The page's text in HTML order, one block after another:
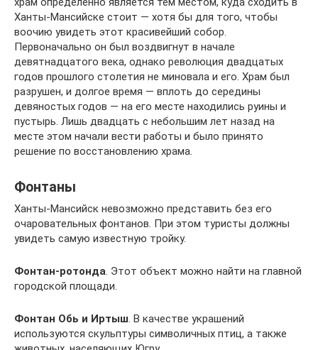
Ханты-Мансийске стоит — хотя бы для того, чтобы
воочию увидеть этот красивейший собор.
Первоначально он был воздвигнут в начале
девятнадцатого века, однако революция двадцатых
годов прошлого столетия не миновала и его. Храм был
разрушен, и долгое время — вплоть до середины
девяностых годов — на его месте находились руины и
пустырь. Лишь двадцать с небольшим лет назад на
месте этом начали вести работы и было принято
решение по восстановлению храма.
Фонтаны
Ханты-Мансийск невозможно представить без его
очаровательных фонтанов. При этом туристы должны
увидеть самую известную тройку.
Фонтан-ротонда. Этот объект можно найти на главной
городской площади.
Фонтан Обь и Иртыш. В качестве украшений
используются скульптуры символичных птиц, а также